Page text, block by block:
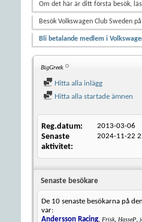
Om det här är ditt första besök,
Besök Volkswagen Club Sweden på
Bli betalande medlem i
BigGreek
Hitta alla inlägg
Hitta alla startade ämnen
Reg.datum 2013-03-06
Senaste
aktivitet
2024-11-22
Senaste besökare
De 10 senaste besökarna på
var:
Andersson Racing, Frisk, HasseP,